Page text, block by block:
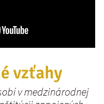
vzťahy
v medzinárodnej